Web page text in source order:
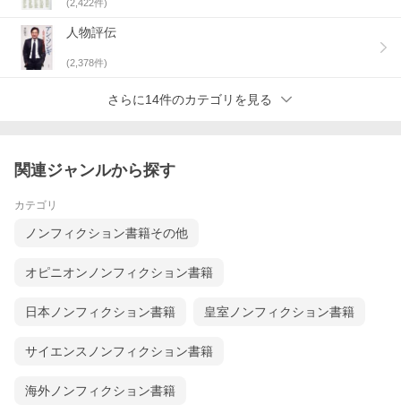
(2,422件)
人物評伝
(2,378件)
さらに14件のカテゴリを見る
関連ジャンルから探す
カテゴリ
ノンフィクション書籍その他
オピニオンノンフィクション書籍
日本ノンフィクション書籍 皇室ノンフィクション書籍
サイエンスノンフィクション書籍
海外ノンフィクション書籍